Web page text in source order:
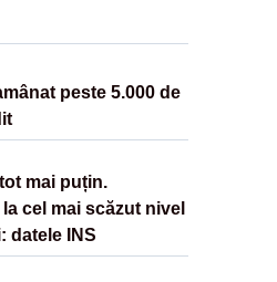
peste 5.000 de
mai puțin.
cel mai scăzut nivel
datele INS